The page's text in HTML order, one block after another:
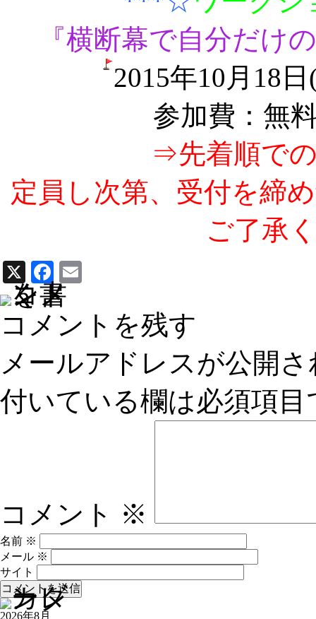
『横断幕で自分だけ
2015年10月18
参加費：無
⇒先着順で
定員し次第、受付を締
ご了承
X Facebook
コメントを残す
メールアドレスが公開
付いている欄は必須項目
コメント ※
名前 ※
メール ※
サイト
2026年8月